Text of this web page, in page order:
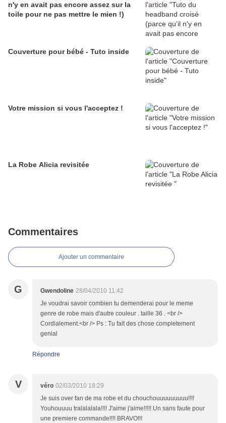
n'y en avait pas encore assez sur la
toile pour ne pas mettre le mien !)
Couverture pour bébé - Tuto inside
Votre mission si vous l'acceptez !
La Robe Alicia revisitée
Commentaires
Ajouter un commentaire
G Gwendoline 28/04/2010 11:42
Je voudrai savoir combien tu demenderai pour le meme
genre de robe mais d'autre couleur . taille 36 . <br />
Cordialement.<br /> Ps : Tu fait des chose completement
genial
Répondre
V véro 02/03/2010 18:29
Je suis over fan de ma robe et du chouchouuuuuuuuu!!!!
Youhouuuu tralalalala!!!! J'aime j'aime!!!!! Un sans faute pour
une premiere commande!!!! BRAVO!!!